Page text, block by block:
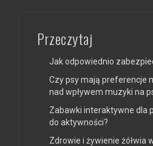
Przeczytaj
Jak odpowiednio
Czy psy mają preferencje
nad wpływem muzyki na
Zabawki interaktywne dla
do aktywności?
Zdrowie i żywienie żółwia